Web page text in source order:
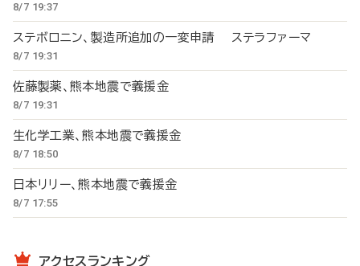
8/7 19:37
ステボロニン、製造所追加の一変申請 ステラファーマ
8/7 19:31
佐藤製薬、熊本地震で義援金
8/7 19:31
生化学工業、熊本地震で義援金
8/7 18:50
日本リリー、熊本地震で義援金
8/7 17:55
アクセスランキング